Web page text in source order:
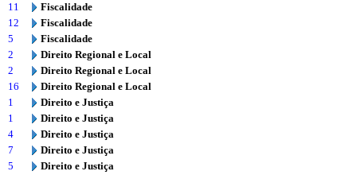
11
Fiscalidade
12
Fiscalidade
5
Fiscalidade
2
Direito Regional e Local
2
Direito Regional e Local
16
Direito Regional e Local
1
Direito e Justiça
1
Direito e Justiça
4
Direito e Justiça
7
Direito e Justiça
5
Direito e Justiça